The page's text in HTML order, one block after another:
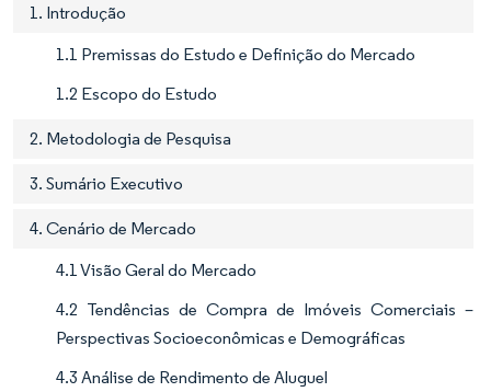
1. Introdução
1.1 Premissas do Estudo e Definição do Mercado
1.2 Escopo do Estudo
2. Metodologia de Pesquisa
3. Sumário Executivo
4. Cenário de Mercado
4.1 Visão Geral do Mercado
4.2 Tendências de Compra de Imóveis Comerciais –
Perspectivas Socioeconômicas e Demográficas
4.3 Análise de Rendimento de Aluguel